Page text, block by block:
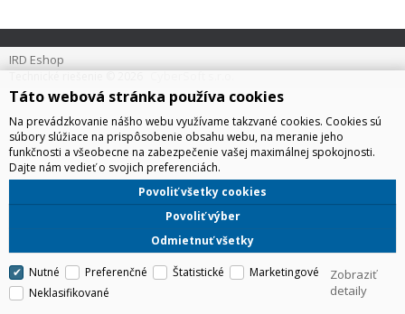
IRD Eshop
CyberSoft s.r.o.
Táto webová stránka používa cookies
Na prevádzkovanie nášho webu využívame takzvané cookies. Cookies sú
súbory slúžiace na prispôsobenie obsahu webu, na meranie jeho
funkčnosti a všeobecne na zabezpečenie vašej maximálnej spokojnosti.
Dajte nám vedieť o svojich preferenciách.
Odmietnuť všetky
Povoliť výber
Povoliť všetky cookies
Nutné Preferenčné Štatistické
Marketingové
Neklasifikované
Zobraziť
detaily